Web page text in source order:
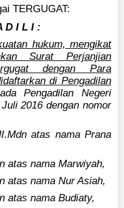
TERGUGAT:
D I L I :
hukum, mengikat
Surat Perjanjian
dengan Para
di Pengadilan
Pengadilan Negeri
2016 dengan nomor
atas nama Prana
atas nama Marwiyah,
atas nama Nur Asiah,
atas nama Budiaty,